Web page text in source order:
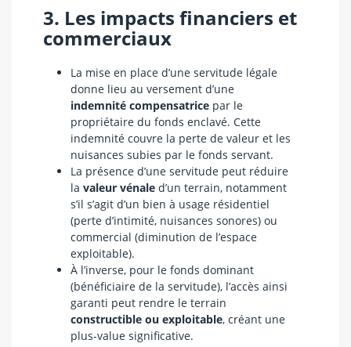
3. Les impacts financiers et
commerciaux
La mise en place d’une servitude légale
donne lieu au versement d’une
indemnité compensatrice par le
propriétaire du fonds enclavé. Cette
indemnité couvre la perte de valeur et les
nuisances subies par le fonds servant.
La présence d’une servitude peut réduire
la valeur vénale d’un terrain, notamment
s’il s’agit d’un bien à usage résidentiel
(perte d’intimité, nuisances sonores) ou
commercial (diminution de l’espace
exploitable).
À l’inverse, pour le fonds dominant
(bénéficiaire de la servitude), l’accès ainsi
garanti peut rendre le terrain
constructible ou exploitable, créant une
plus-value significative.